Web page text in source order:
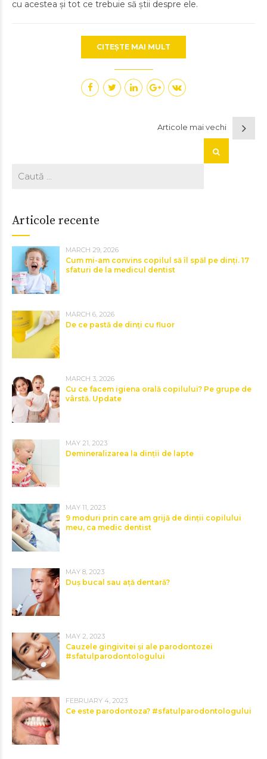
cu acestea și tot ce trebuie să știi despre ele.
CITEȘTE MAI MULT
Articole mai vechi
Articole recente
MARCH 29, 2026
Cum mi-am convins copilul să îl spăl pe dinți. 17
sfaturi de la medicul dentist
MARCH 6, 2026
De ce pastă de dinți cu fluor
MARCH 3, 2026
Cu ce facem igiena orală copilului? Pe grupe de
vârstă. Update
MAY 21, 2023
Demineralizarea la dinții de lapte
MAY 11, 2023
9 moduri prin care am grijă de dinții copilului
meu, ca medic dentist
MAY 8, 2023
Duș bucal sau ață dentară?
MAY 2, 2023
Cauzele gingivitei și ale parodontozei
#sfatulparodontologului
FEBRUARY 4, 2023
Ce este parodontoza? #sfatulparodontologului